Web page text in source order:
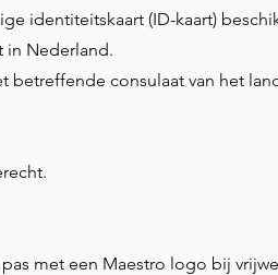
identiteitskaart (ID-kaart)
Nederland.
consulaat van het
met een Maestro logo bij